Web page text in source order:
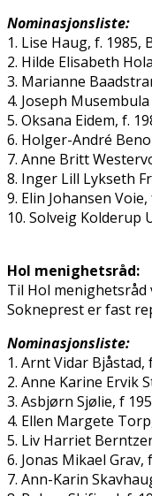
Nominasjonsliste:
1. Lise Haug, f. 1985,
2. Hilde Elisabeth
3. Marianne
4. Joseph
5. Oksana Eidem, f.
6. Holger-André
7. Anne Britt
8. Inger Lill Lykseth
9. Elin Johansen
10. Solveig Kolderup
Hol menighetsråd:
Til Hol menighetsråd
Sokneprest er fast
Nominasjonsliste:
1. Arnt Vidar Bjåstad,
2. Anne Karine Ervik
3. Asbjørn Sjølie, f
4. Ellen Margete
5. Liv Harriet
6. Jonas Mikael Grav,
7. Ann-Karin